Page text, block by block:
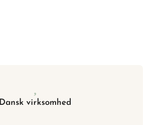
Dansk virksomhed